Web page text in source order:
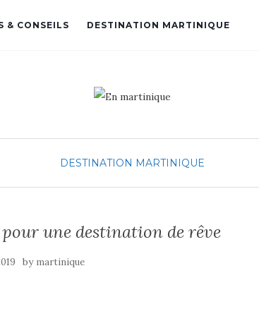
& CONSEILS DESTINATION MARTINIQUE
DESTINATION MARTINIQUE
une destination de rêve
by martinique